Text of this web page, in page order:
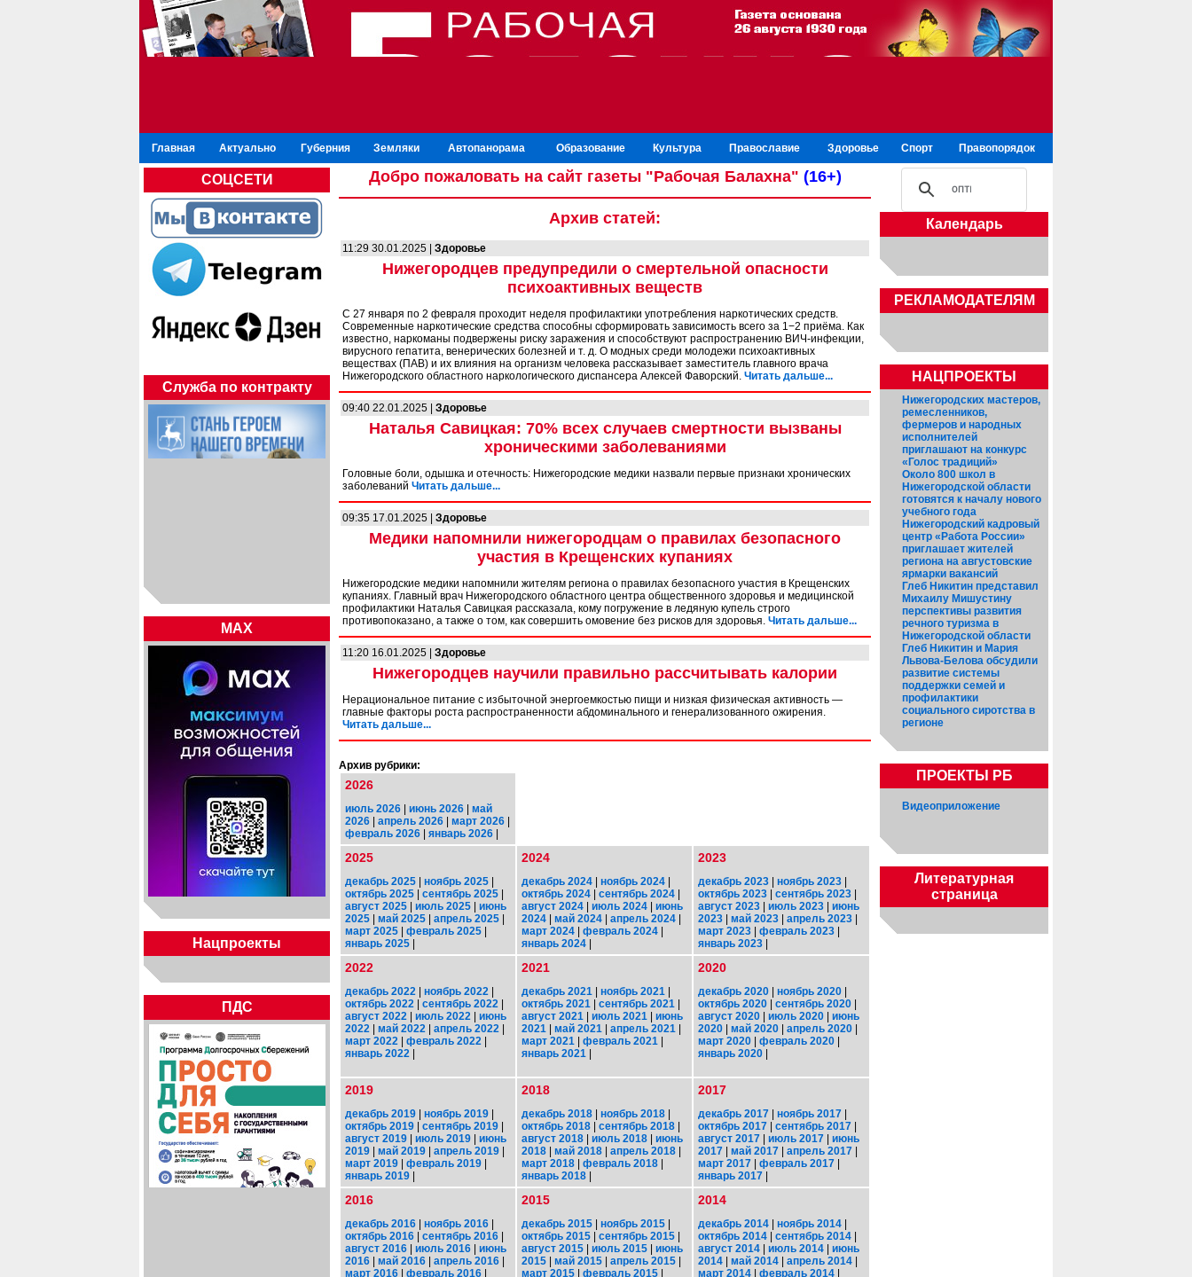
Главная Актуально Губерния Земляки Автопанорама Образование Культура Православие Здоровье Спорт Правопорядок
СОЦСЕТИ
Служба по контракту
MAX
Нацпроекты
ПДС
Добро пожаловать на сайт газеты "Рабочая Балахна" (16+)
Архив статей:
11:29 30.01.2025 | Здоровье
Нижегородцев предупредили о смертельной опасности
психоактивных веществ
С 27 января по 2 февраля проходит неделя профилактики употребления наркотических средств.
Современные наркотические средства способны сформировать зависимость всего за 1−2 приёма. Как
известно, наркоманы подвержены риску заражения и способствуют распространению ВИЧ-инфекции,
вирусного гепатита, венерических болезней и т. д. О модных среди молодежи психоактивных
веществах (ПАВ) и их влияния на организм человека рассказывает заместитель главного врача
Нижегородского областного наркологического диспансера Алексей Фаворский. Читать дальше...
09:40 22.01.2025 | Здоровье
Наталья Савицкая: 70% всех случаев смертности вызваны
хроническими заболеваниями
Головные боли, одышка и отечность: Нижегородские медики назвали первые признаки хронических
заболеваний Читать дальше...
09:35 17.01.2025 | Здоровье
Медики напомнили нижегородцам о правилах безопасного
участия в Крещенских купаниях
Нижегородские медики напомнили жителям региона о правилах безопасного участия в Крещенских
купаниях. Главный врач Нижегородского областного центра общественного здоровья и медицинской
профилактики Наталья Савицкая рассказала, кому погружение в ледяную купель строго
противопоказано, а также о том, как совершить омовение без рисков для здоровья. Читать дальше...
11:20 16.01.2025 | Здоровье
Нижегородцев научили правильно рассчитывать калории
Нерациональное питание с избыточной энергоемкостью пищи и низкая физическая активность —
главные факторы роста распространенности абдоминального и генерализованного ожирения.
Читать дальше...
Архив рубрики:
2026
июль 2026 | июнь 2026 | май
2026 | апрель 2026 | март 2026 |
февраль 2026 | январь 2026 |
2025
декабрь 2025 | ноябрь 2025 |
октябрь 2025 | сентябрь 2025 |
август 2025 | июль 2025 | июнь
2025 | май 2025 | апрель 2025 |
март 2025 | февраль 2025 |
январь 2025 |
2024
декабрь 2024 | ноябрь 2024 |
октябрь 2024 | сентябрь 2024 |
август 2024 | июль 2024 | июнь
2024 | май 2024 | апрель 2024 |
март 2024 | февраль 2024 |
январь 2024 |
2023
декабрь 2023 | ноябрь 2023 |
октябрь 2023 | сентябрь 2023 |
август 2023 | июль 2023 | июнь
2023 | май 2023 | апрель 2023 |
март 2023 | февраль 2023 |
январь 2023 |
2022
декабрь 2022 | ноябрь 2022 |
октябрь 2022 | сентябрь 2022 |
август 2022 | июль 2022 | июнь
2022 | май 2022 | апрель 2022 |
март 2022 | февраль 2022 |
январь 2022 |
2021
декабрь 2021 | ноябрь 2021 |
октябрь 2021 | сентябрь 2021 |
август 2021 | июль 2021 | июнь
2021 | май 2021 | апрель 2021 |
март 2021 | февраль 2021 |
январь 2021 |
2020
декабрь 2020 | ноябрь 2020 |
октябрь 2020 | сентябрь 2020 |
август 2020 | июль 2020 | июнь
2020 | май 2020 | апрель 2020 |
март 2020 | февраль 2020 |
январь 2020 |
2019
декабрь 2019 | ноябрь 2019 |
октябрь 2019 | сентябрь 2019 |
август 2019 | июль 2019 | июнь
2019 | май 2019 | апрель 2019 |
март 2019 | февраль 2019 |
январь 2019 |
2018
декабрь 2018 | ноябрь 2018 |
октябрь 2018 | сентябрь 2018 |
август 2018 | июль 2018 | июнь
2018 | май 2018 | апрель 2018 |
март 2018 | февраль 2018 |
январь 2018 |
2017
декабрь 2017 | ноябрь 2017 |
октябрь 2017 | сентябрь 2017 |
август 2017 | июль 2017 | июнь
2017 | май 2017 | апрель 2017 |
март 2017 | февраль 2017 |
январь 2017 |
2016
декабрь 2016 | ноябрь 2016 |
октябрь 2016 | сентябрь 2016 |
август 2016 | июль 2016 | июнь
2016 | май 2016 | апрель 2016 |
март 2016 | февраль 2016 |
2015
декабрь 2015 | ноябрь 2015 |
октябрь 2015 | сентябрь 2015 |
август 2015 | июль 2015 | июнь
2015 | май 2015 | апрель 2015 |
март 2015 | февраль 2015 |
2014
декабрь 2014 | ноябрь 2014 |
октябрь 2014 | сентябрь 2014 |
август 2014 | июль 2014 | июнь
2014 | май 2014 | апрель 2014 |
март 2014 | февраль 2014 |
Календарь
РЕКЛАМОДАТЕЛЯМ
НАЦПРОЕКТЫ
Нижегородских мастеров,
ремесленников,
фермеров и народных
исполнителей
приглашают на конкурс
«Голос традиций»
Около 800 школ в
Нижегородской области
готовятся к началу нового
учебного года
Нижегородский кадровый
центр «Работа России»
приглашает жителей
региона на августовские
ярмарки вакансий
Глеб Никитин представил
Михаилу Мишустину
перспективы развития
речного туризма в
Нижегородской области
Глеб Никитин и Мария
Львова-Белова обсудили
развитие системы
поддержки семей и
профилактики
социального сиротства в
регионе
ПРОЕКТЫ РБ
Видеоприложение
Литературная
страница